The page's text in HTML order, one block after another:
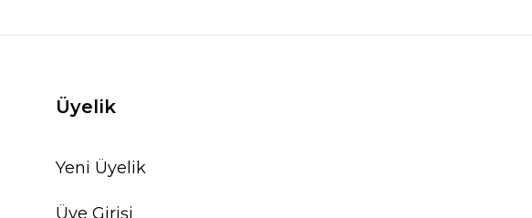
Üyelik
Yeni Üyelik
Üye Girişi